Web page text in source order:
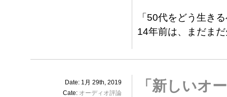
「50代をどう生き
14年前は、まだま
Date: 1月 29th, 2019
Cate: オーディオ評論
「新しいオ